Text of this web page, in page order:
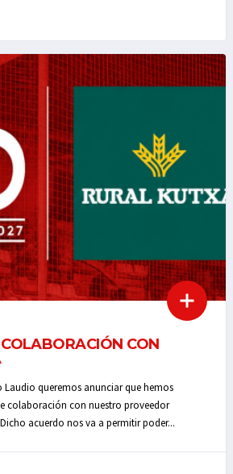
CON
Laudio queremos anunciar que hemos
colaboración con nuestro proveedor
acuerdo nos va a permitir poder...